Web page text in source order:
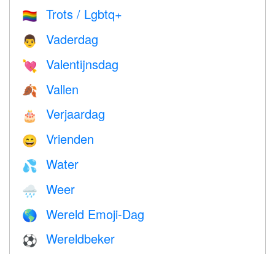
🏳️‍🌈 Trots / Lgbtq+
👨 Vaderdag
💘 Valentijnsdag
🍂 Vallen
🎂 Verjaardag
😄 Vrienden
💦 Water
🌧 Weer
🌎 Wereld Emoji-Dag
⚽ Wereldbeker